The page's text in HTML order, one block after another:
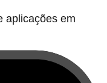
aplicações em